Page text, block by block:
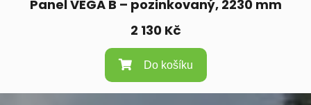
Panel VEGA B – pozinkovaný, 2230 mm
2 130 Kč
Do košíku